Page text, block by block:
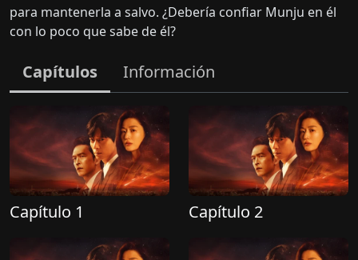
para mantenerla a salvo. ¿Debería confiar Munju en él
con lo poco que sabe de él?
Capítulos Información
Capítulo 1 Capítulo 2